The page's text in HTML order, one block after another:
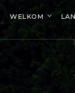
WELKOM